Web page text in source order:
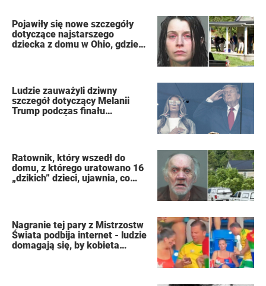
Pojawiły się nowe szczegóły
dotyczące najstarszego
dziecka z domu w Ohio, gdzie
Ludzie zauważyli dziwny
szczegół dotyczący Melanii
Trump podczas finału
Ratownik, który wszedł do
domu, z którego uratowano 16
„dzikich” dzieci, ujawnia, co
Nagranie tej pary z Mistrzostw
Świata podbija internet - ludzie
domagają się, by kobieta